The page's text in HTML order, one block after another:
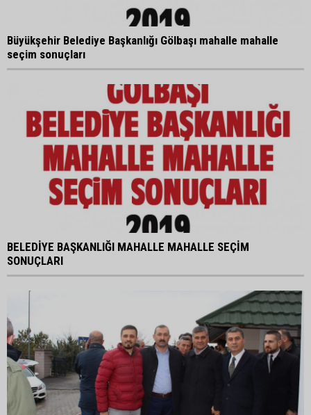
Büyükşehir Belediye Başkanlığı Gölbaşı mahalle mahalle
seçim sonuçları
BELEDİYE BAŞKANLIĞI MAHALLE MAHALLE SEÇİM
SONUÇLARI